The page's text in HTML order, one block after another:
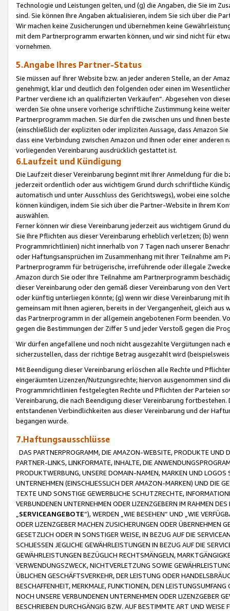
Technologie und Leistungen gelten, und (g) die Angaben, die Sie im
sind. Sie können Ihre Angaben aktualisieren, indem Sie sich über die
Wir machen keine Zusicherungen und übernehmen keine
mit dem Partnerprogramm erwarten können, und wir sind nicht für
vornehmen.
5.Angabe Ihres Partner-Status
Sie müssen auf Ihrer Website bzw. an jeder anderen Stelle, an der
genehmigt, klar und deutlich den folgenden oder einen im
Partner verdiene ich an qualifizierten Verkäufen“. Abgesehen von
werden Sie ohne unsere vorherige schriftliche Zustimmung keine
Partnerprogramm machen. Sie dürfen die zwischen uns und Ihnen
(einschließlich der expliziten oder impliziten Aussage, dass Amazon
dass eine Verbindung zwischen Amazon und Ihnen oder einer
vorliegenden Vereinbarung ausdrücklich gestattet ist.
6.Laufzeit und Kündigung
Die Laufzeit dieser Vereinbarung beginnt mit Ihrer Anmeldung für die
jederzeit ordentlich oder aus wichtigem Grund durch schriftliche
automatisch und unter Ausschluss des Gerichtswegs), wobei eine
können kündigen, indem Sie sich über die Partner-Website in Ihrem
auswählen.
Ferner können wir diese Vereinbarung jederzeit aus wichtigem Grund
Sie Ihre Pflichten aus dieser Vereinbarung erheblich verletzen; (b)
Programmrichtlinien) nicht innerhalb von 7 Tagen nach unserer
oder Haftungsansprüchen im Zusammenhang mit Ihrer Teilnahme am
Partnerprogramm für betrügerische, irreführende oder illegale
Amazon durch Sie oder Ihre Teilnahme am Partnerprogramm
dieser Vereinbarung oder den gemäß dieser Vereinbarung von den
oder künftig unterliegen könnte; (g) wenn wir diese Vereinbarung mit
gemeinsam mit Ihnen agieren, bereits in der Vergangenheit, gleich
das Partnerprogramm in der allgemein angebotenen Form beenden.
gegen die Bestimmungen der Ziffer 5 und jeder Verstoß gegen die
Wir dürfen angefallene und noch nicht ausgezahlte Vergütungen
sicherzustellen, dass der richtige Betrag ausgezahlt wird
Mit Beendigung dieser Vereinbarung erlöschen alle Rechte und
eingeräumten Lizenzen/Nutzungsrechte; hiervon ausgenommen sind
Programmrichtlinien festgelegten Rechte und Pflichten der Parteien
Vereinbarung, die nach Beendigung dieser Vereinbarung
entstandenen Verbindlichkeiten aus dieser Vereinbarung und der
begangen wurde.
7.Haftungsausschlüsse
DAS PARTNERPROGRAMM, DIE AMAZON-WEBSITE, PRODUKTE UND
PARTNER-LINKS, LINKFORMATE, INHALTE, DIE
PRODUKTWERBUNG, UNSERE DOMAIN-NAMEN, MARKEN UND
UNTERNEHMEN (EINSCHLIESSLICH DER AMAZON-MARKEN) UND DIE
TEXTE UND SONSTIGE GEWERBLICHE SCHUTZRECHTE,
VERBUNDENEN UNTERNEHMEN ODER LIZENZGEBERN IM RAHMEN
SERVICEANGEBOTE“), WERDEN „WIE BESEHEN“ UND „WIE
ODER LIZENZGEBER MACHEN ZUSICHERUNGEN ODER ÜBERNEHMEN
GESETZLICH ODER IN SONSTIGER WEISE, IN BEZUG AUF DIE
SCHLIESSEN JEGLICHE GEWÄHRLEISTUNGEN IN BEZUG AUF DIE
GEWÄHRLEISTUNGEN BEZÜGLICH RECHTSMÄNGELN,
VERWENDUNGSZWECK, NICHTVERLETZUNG SOWIE
ÜBLICHEN GESCHÄFTSVERKEHR, DER LEISTUNG ODER
BESCHAFFENHEIT, MERKMALE, FUNKTIONEN, DEN
NOCH UNSERE VERBUNDENEN UNTERNEHMEN ODER LIZENZGEBER
BESCHRIEBEN DURCHGÄNGIG BZW. AUF BESTIMMTE ART UND